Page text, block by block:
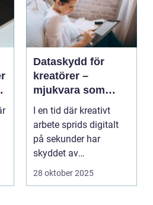
Dataskydd för
kreatörer –
mjukvara som
skyddar
intellektuellt
kapital
I en tid där kreativt
arbete sprids digitalt
på sekunder har
skyddet av
intellektuellt ka...
28 oktober 2025